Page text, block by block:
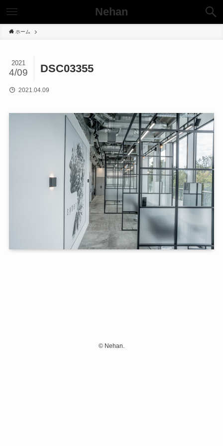
Nehan
ホーム
DSC03355
2021
4/09
2021.04.09
© Nehan.